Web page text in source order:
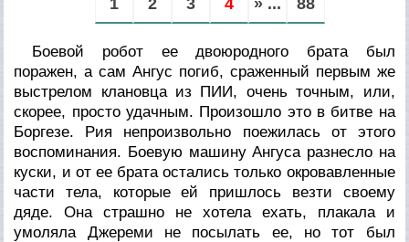
Боевой робот ее двоюродного брата был
поражен, а сам Ангус погиб, сраженный первым же
выстрелом клановца из ПИИ, очень точным, или,
скорее, просто удачным. Произошло это в битве на
Боргезе. Рия непроизвольно поежилась от этого
воспоминания. Боевую машину Ангуса разнесло на
куски, и от ее брата остались только окровавленные
части тела, которые ей пришлось везти своему
дяде. Она страшно не хотела ехать, плакала и
умоляла Джереми не посылать ее, но тот был